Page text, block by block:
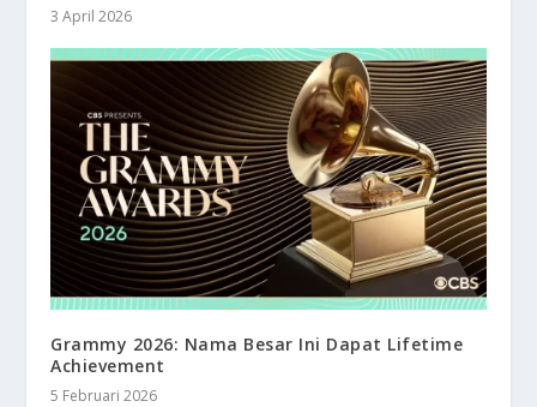
3 April 2026
Grammy 2026: Nama Besar Ini Dapat Lifetime
Achievement
5 Februari 2026